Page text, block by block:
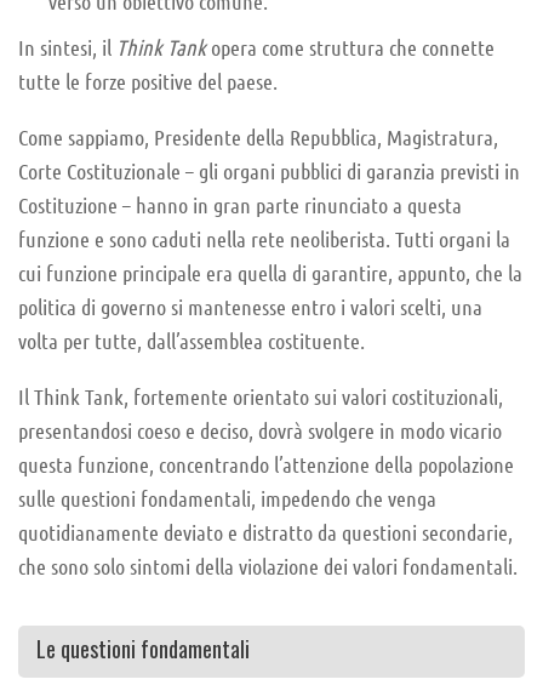
In sintesi, il Think Tankopera come struttura che connette
tutte le forze positive del paese.
Come sappiamo, Presidente della Repubblica, Magistratura,
Corte Costituzionale – gli organi pubblici di garanzia previsti in
Costituzione – hanno in gran parte rinunciato a questa
funzione e sono caduti nella rete neoliberista. Tutti organi la
cui funzione principale era quella di garantire, appunto, che la
politica di governo si mantenesse entro i valori scelti, una
volta per tutte, dall’assemblea costituente.
Il Think Tank, fortemente orientato sui valori costituzionali,
presentandosi coeso e deciso, dovrà svolgere in modo vicario
questa funzione, concentrando l’attenzione della popolazione
sulle questioni fondamentali, impedendo che venga
quotidianamente deviato e distratto da questioni secondarie,
che sono solo sintomi della violazione dei valori fondamentali.
Le questioni fondamentali